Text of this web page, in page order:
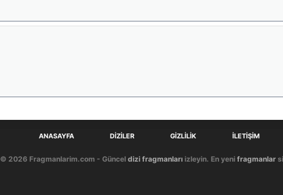
ANASAYFA DIZILER GIZLILIK İLETIŞIM
© 2026 Fragmanlarim.com - Güncel dizi fragmanlarıizleyin. En yeni fragmanlar